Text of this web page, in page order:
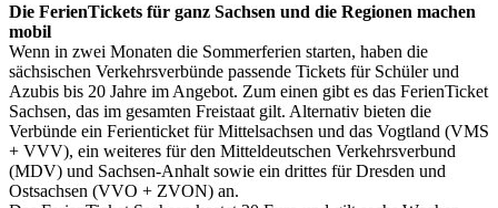
Die FerienTickets für ganz Sachsen und die Regionen machen
mobil
Wenn in zwei Monaten die Sommerferien starten, haben die
sächsischen Verkehrsverbünde passende Tickets für Schüler und
Azubis bis 20 Jahre im Angebot. Zum einen gibt es das FerienTicket
Sachsen, das im gesamten Freistaat gilt. Alternativ bieten die
Verbünde ein Ferienticket für Mittelsachsen und das Vogtland (VMS
+ VVV), ein weiteres für den Mitteldeutschen Verkehrsverbund
(MDV) und Sachsen-Anhalt sowie ein drittes für Dresden und
Ostsachsen (VVO + ZVON) an.